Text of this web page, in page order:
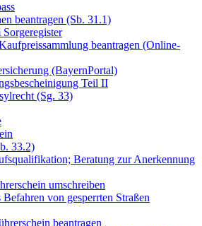
beantragen (Sb. 31.1)
beantragen (Online-
(BayernPortal)
Teil II
(Sg. 33)
33.2)
Beratung zur Anerkennung
umschreiben
von gesperrten Straßen
beantragen